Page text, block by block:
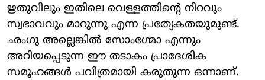
ഋതുവിലും ഇതിലെ വെള്ളത്തിന്റെ നിറവും
സ്വഭാവവും മാറുന്നു എന്ന പ്രത്യേകതയുമുണ്ട്.
ഛംഗു അല്ലെങ്കിൽ സോംഗ്മോ എന്നും
അറിയപ്പെടുന്ന ഈ തടാകം പ്രാദേശിക
സമൂഹങ്ങൾ പവിത്രമായി കരുതുന്ന ഒന്നാണ്.